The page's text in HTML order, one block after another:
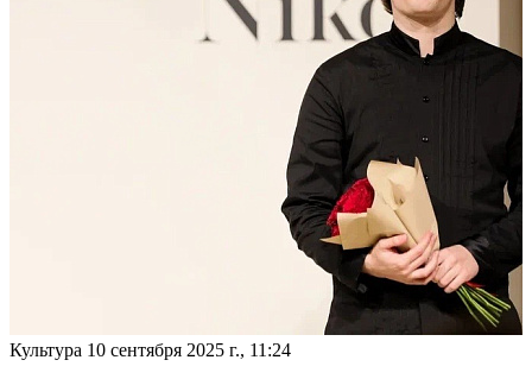
Культура 10 сентября 2025 г., 11:24